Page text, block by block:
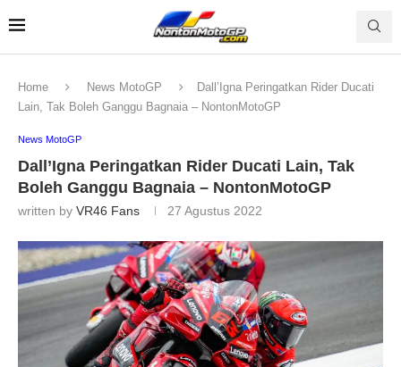
Home News MotoGP
Dall’Igna Peringatkan Rider Ducati
Lain, Tak Boleh Ganggu Bagnaia – NontonMotoGP
News MotoGP
Dall’Igna Peringatkan Rider Ducati Lain, Tak
Boleh Ganggu Bagnaia – NontonMotoGP
written by VR46 Fans 27 Agustus 2022